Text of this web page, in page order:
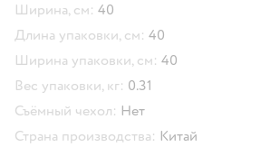
Ширина, см: 40
Длина упаковки, см: 40
Ширина упаковки, см: 40
Вес упаковки, кг: 0.31
Съёмный чехол: Нет
Страна производства: Китай